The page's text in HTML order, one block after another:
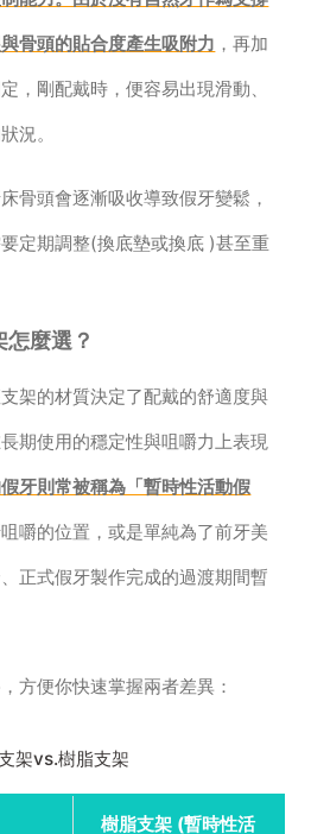
骨頭的貼合度產生吸附力 ，再加
，剛配戴時，便容易出現滑動、
況。
骨頭會逐漸吸收導致假牙變鬆，
定期調整(換底墊或換底 )甚至重
麼選？
架的材質決定了配戴的舒適度與
期使用的穩定性與咀嚼力上表現
牙則常被稱為「暫時性活動假
嚼的位置，或是單純為了前牙美
正式假牙製作完成的過渡期間暫
方便你快速掌握兩者差異：
架vs.樹脂支架
樹脂支架 (暫時性活